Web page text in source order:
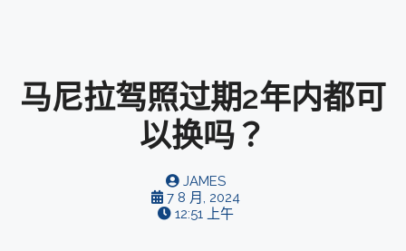
马尼拉驾照过期2年内都可
以换吗？
JAMES
7 8 月, 2024
12:51 上午